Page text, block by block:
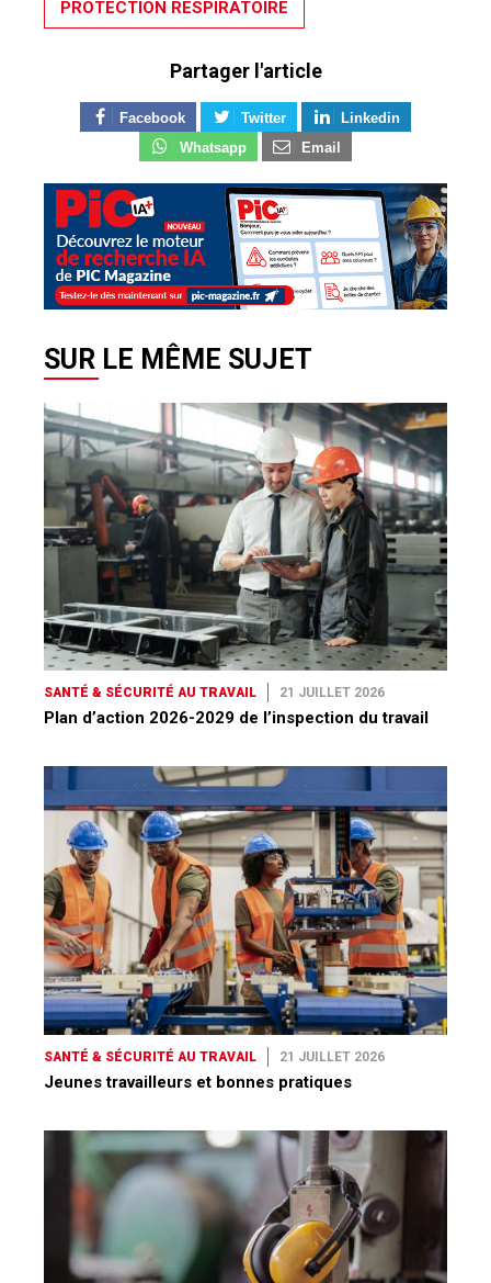
PROTECTION RESPIRATOIRE
Partager l'article
Facebook Twitter
Linkedin
Whatsapp
Email
SUR LE MÊME SUJET
SANTÉ & SÉCURITÉ AU TRAVAIL 21 JUILLET 2026
Plan d’action 2026-2029 de l’inspection du travail
SANTÉ & SÉCURITÉ AU TRAVAIL 21 JUILLET 2026
Jeunes travailleurs et bonnes pratiques